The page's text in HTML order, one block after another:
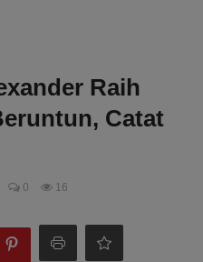
Raih
Catat
0 16